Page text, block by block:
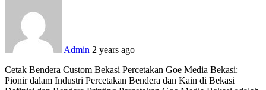
Admin 2 years ago
Cetak Bendera Custom Bekasi Percetakan Goe Media Bekasi:
Pionir dalam Industri Percetakan Bendera dan Kain di Bekasi